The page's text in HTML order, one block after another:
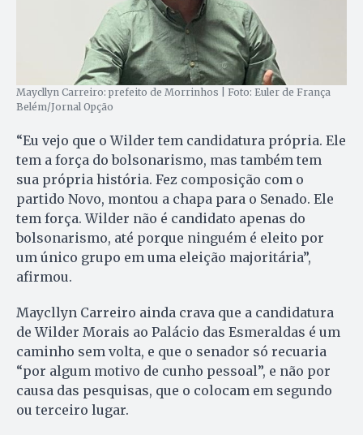
Maycllyn Carreiro: prefeito de Morrinhos | Foto: Euler de França
Belém/Jornal Opção
“Eu vejo que o Wilder tem candidatura própria. Ele
tem a força do bolsonarismo, mas também tem
sua própria história. Fez composição com o
partido Novo, montou a chapa para o Senado. Ele
tem força. Wilder não é candidato apenas do
bolsonarismo, até porque ninguém é eleito por
um único grupo em uma eleição majoritária”,
afirmou.
Maycllyn Carreiro ainda crava que a candidatura
de Wilder Morais ao Palácio das Esmeraldas é um
caminho sem volta, e que o senador só recuaria
“por algum motivo de cunho pessoal”, e não por
causa das pesquisas, que o colocam em segundo
ou terceiro lugar.